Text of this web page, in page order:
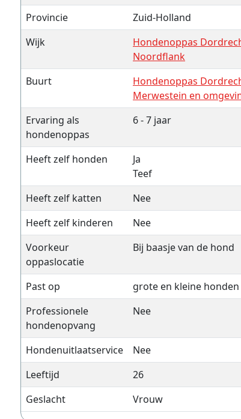
Provincie
Zuid-Holland
Wijk
Hondenoppas
Noordflank
Buurt
Hondenoppas
Merwestein en
Ervaring als
hondenoppas
6 - 7 jaar
Heeft zelf honden
Ja
Teef
Heeft zelf katten
Nee
Heeft zelf kinderen
Nee
Voorkeur
oppaslocatie
Bij baasje van de hond
Past op
grote en kleine honden
Professionele
hondenopvang
Nee
Hondenuitlaatservice
Nee
Leeftijd
26
Geslacht
Vrouw